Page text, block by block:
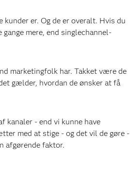
er. Og de er overalt. Hvis du
mere, end singlechannel-
marketingfolk har. Takket være de
gælder, hvordan de ønsker at få
kanaler - end vi kunne have
med at stige - og det vil de gøre -
afgørende faktor.